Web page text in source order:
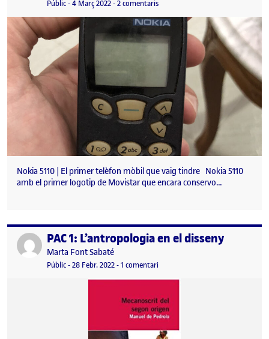
Visibilitat:
Públic-Data de publicació
4 Març 20226 març, 2022 1:04 pm
-2 comentarisa PAC 1. L´antropologia en el
Nokia 5110 | El primer telèfon mòbil que vaig tindre Nokia 5110
amb el primer logotip de Movistar que encara conservo…
Publicat perPAC 1: L’antropologia en el disseny
Publicat per
Marta Font Sabaté
Visibilitat:
Públic-Data de publicació
28 Febr. 2022-1 comentaria PAC 1: L’antropologia en el